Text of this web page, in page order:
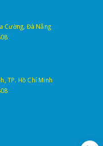
Cường, Đà Nẵng
TP. Hồ Chí Minh